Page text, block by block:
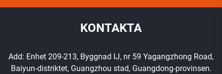
KONTAKTA
Add: Enhet 209-213, Byggnad IJ, nr 59 Yagangzhong Road,
Baiyun-distriktet, Guangzhou stad, Guangdong-provinsen.